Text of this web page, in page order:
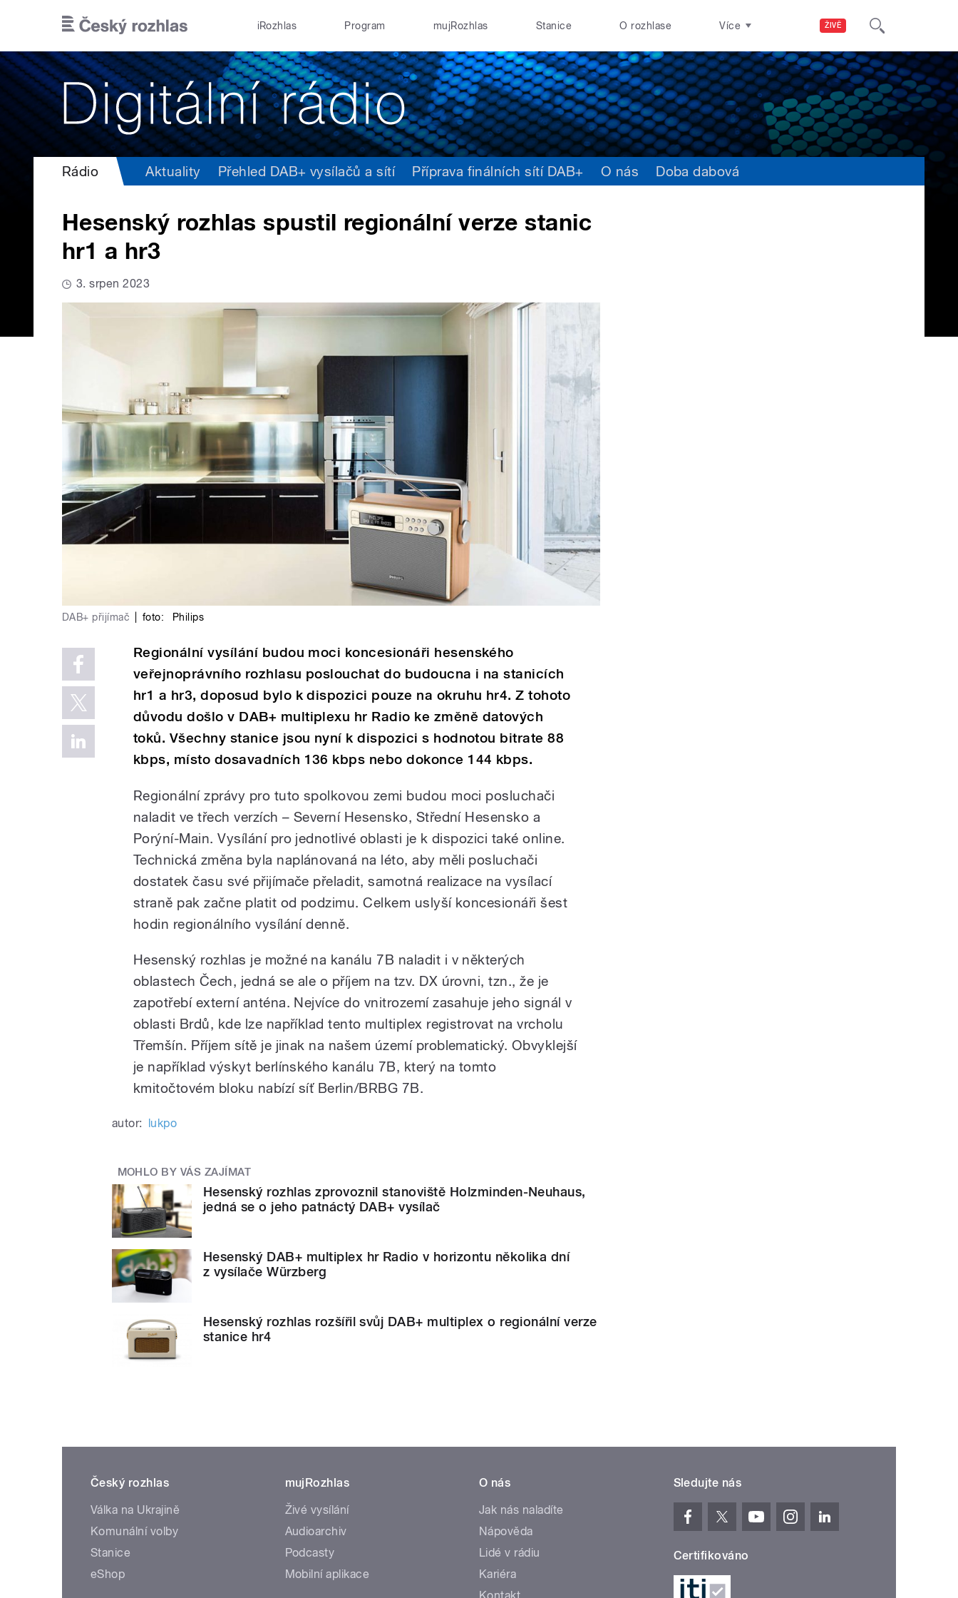
ŽIVĚ
iRozhlas Program mujRozhlas Stanice O rozhlase Více
Rádio Aktuality Přehled DAB+ vysílačů a sítí Příprava finálních sítí DAB+ O nás Doba dabová
Hesenský rozhlas spustil regionální verze stanic
hr1 a hr3
3. srpen 2023
DAB+ přijímač foto: Philips
Regionální vysílání budou moci koncesionáři hesenského
veřejnoprávního rozhlasu poslouchat do budoucna i na stanicích
hr1 a hr3, doposud bylo k dispozici pouze na okruhu hr4. Z tohoto
důvodu došlo v DAB+ multiplexu hr Radio ke změně datových
toků. Všechny stanice jsou nyní k dispozici s hodnotou bitrate 88
kbps, místo dosavadních 136 kbps nebo dokonce 144 kbps.
Regionální zprávy pro tuto spolkovou zemi budou moci posluchači
naladit ve třech verzích – Severní Hesensko, Střední Hesensko a
Porýní-Main. Vysílání pro jednotlivé oblasti je k dispozici také online.
Technická změna byla naplánovaná na léto, aby měli posluchači
dostatek času své přijímače přeladit, samotná realizace na vysílací
straně pak začne platit od podzimu. Celkem uslyší koncesionáři šest
hodin regionálního vysílání denně.
Hesenský rozhlas je možné na kanálu 7B naladit i v některých
oblastech Čech, jedná se ale o příjem na tzv. DX úrovni, tzn., že je
zapotřebí externí anténa. Nejvíce do vnitrozemí zasahuje jeho signál v
oblasti Brdů, kde lze například tento multiplex registrovat na vrcholu
Třemšín. Příjem sítě je jinak na našem území problematický. Obvyklejší
je například výskyt berlínského kanálu 7B, který na tomto
kmitočtovém bloku nabízí síť Berlin/BRBG 7B.
autor: lukpo
MOHLO BY VÁS ZAJÍMAT
Hesenský rozhlas zprovoznil stanoviště Holzminden-Neuhaus,
jedná se o jeho patnáctý DAB+ vysílač
Hesenský DAB+ multiplex hr Radio v horizontu několika dní
z vysílače Würzberg
Hesenský rozhlas rozšířil svůj DAB+ multiplex o regionální verze
stanice hr4
Český rozhlas
Válka na Ukrajině
Komunální volby
Stanice
eShop
mujRozhlas
Živé vysílání
Audioarchiv
Podcasty
Mobilní aplikace
O nás
Jak nás naladíte
Nápověda
Lidé v rádiu
Kariéra
Sledujte nás
Certifikováno